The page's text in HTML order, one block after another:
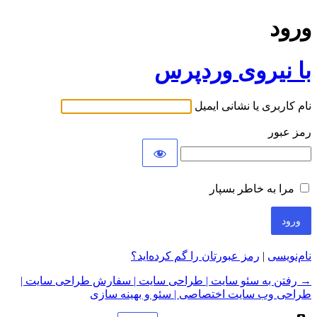
ورود
با نیروی وردپرس
نام کاربری یا نشانی ایمیل
رمز عبور
مرا به خاطر بسپار
نام‌نویسی | رمز عبورتان را گم کرده‌اید؟
→ رفتن به سئو سایت | طراحی سایت | سفارش طراحی سایت |
طراحی وب سایت اختصاصی | سئو و بهینه سازی